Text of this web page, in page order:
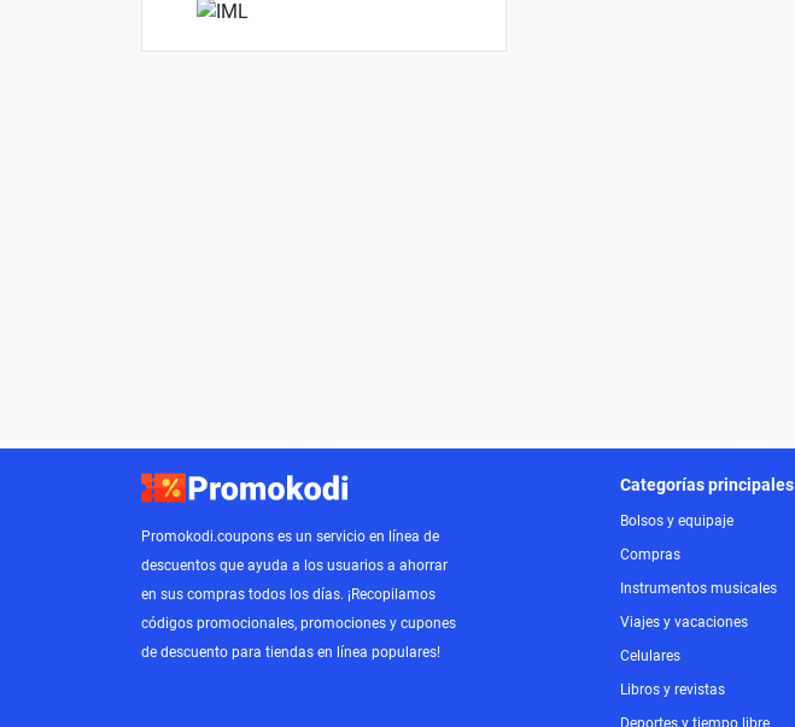
Promokodi.coupons es un servicio en línea de
descuentos que ayuda a los usuarios a ahorrar
en sus compras todos los días. ¡Recopilamos
códigos promocionales, promociones y cupones
de descuento para tiendas en línea populares!
Categorías principales
Bolsos y equipaje
Compras
Instrumentos musicales
Viajes y vacaciones
Celulares
Libros y revistas
Deportes y tiempo libre